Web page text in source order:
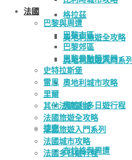
格拉茲
奧地利旅遊全攻略
奧地利旅遊入門系列
奧地利城市攻略
奧地利多日遊行程
捷克
布拉格與周遭
法國
巴黎與周遭
巴黎市區
巴黎郊區
巴黎景點篩選器
史特拉斯堡
雷恩
里爾
其他法國區域
法國旅遊全攻略
法國旅遊入門系列
法國城市攻略
法國多日遊行程